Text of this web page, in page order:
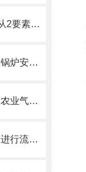
微微气象仪也能“按需定制”？从2要素到12要素灵活适配各种监测场景
在线锅炉水硬度检测仪—保障锅炉安全运行的水硬度在线监测仪@2024风途推送
高标准农田示范区建设方案，农业气象站配合物联网平台数据后期验收不卡壳。
旋桨式流速仪——水文测验中进行流速测量的便携式流速仪2025全+境+派+送